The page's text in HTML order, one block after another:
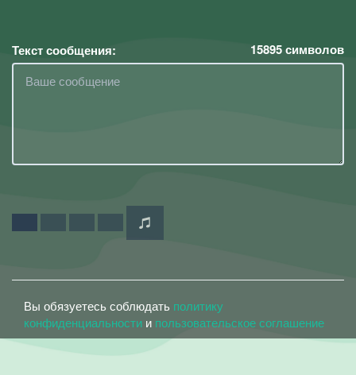
Текст сообщения: 15895символов
Вы обязуетесь соблюдать политику
конфиденциальности и пользовательское соглашение